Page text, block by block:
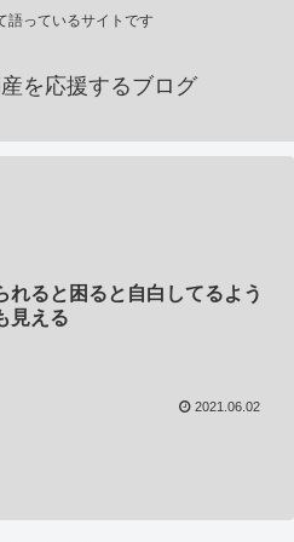
語っているサイトです
を応援するブログ
れると困ると自白してるよう
見える
2021.06.02